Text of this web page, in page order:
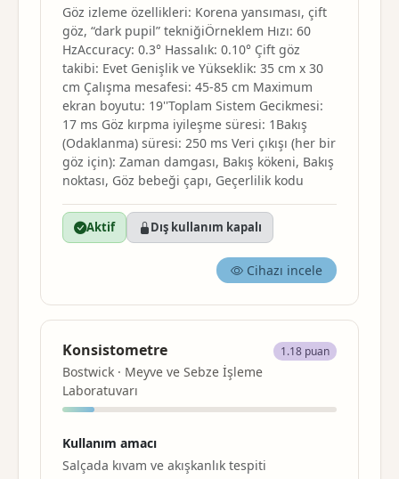
Göz izleme özellikleri: Korena yansıması, çift
göz, “dark pupil” tekniğiÖrneklem Hızı: 60
HzAccuracy: 0.3° Hassalık: 0.10° Çift göz
takibi: Evet Genişlik ve Yükseklik: 35 cm x 30
cm Çalışma mesafesi: 45-85 cm Maximum
ekran boyutu: 19''Toplam Sistem Gecikmesi:
17 ms Göz kırpma iyileşme süresi: 1Bakış
(Odaklanma) süresi: 250 ms Veri çıkışı (her bir
göz için): Zaman damgası, Bakış kökeni, Bakış
noktası, Göz bebeği çapı, Geçerlilik kodu
Aktif Dış kullanım kapalı
Cihazı incele
Konsistometre
Bostwick · Meyve ve Sebze İşleme
Laboratuvarı
1.18 puan
Kullanım amacı
Salçada kıvam ve akışkanlık tespiti